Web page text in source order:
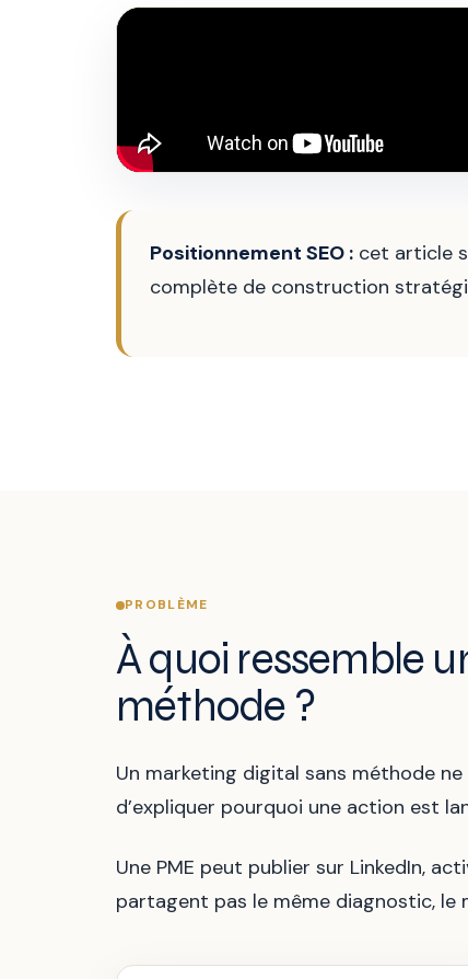
Positionnement SEO : cet article
complète de construction
PROBLÈME
À quoi ressemble
méthode ?
Un marketing digital sans méthode
d’expliquer pourquoi une action est
Une PME peut publier sur LinkedIn,
partagent pas le même diagnostic, le